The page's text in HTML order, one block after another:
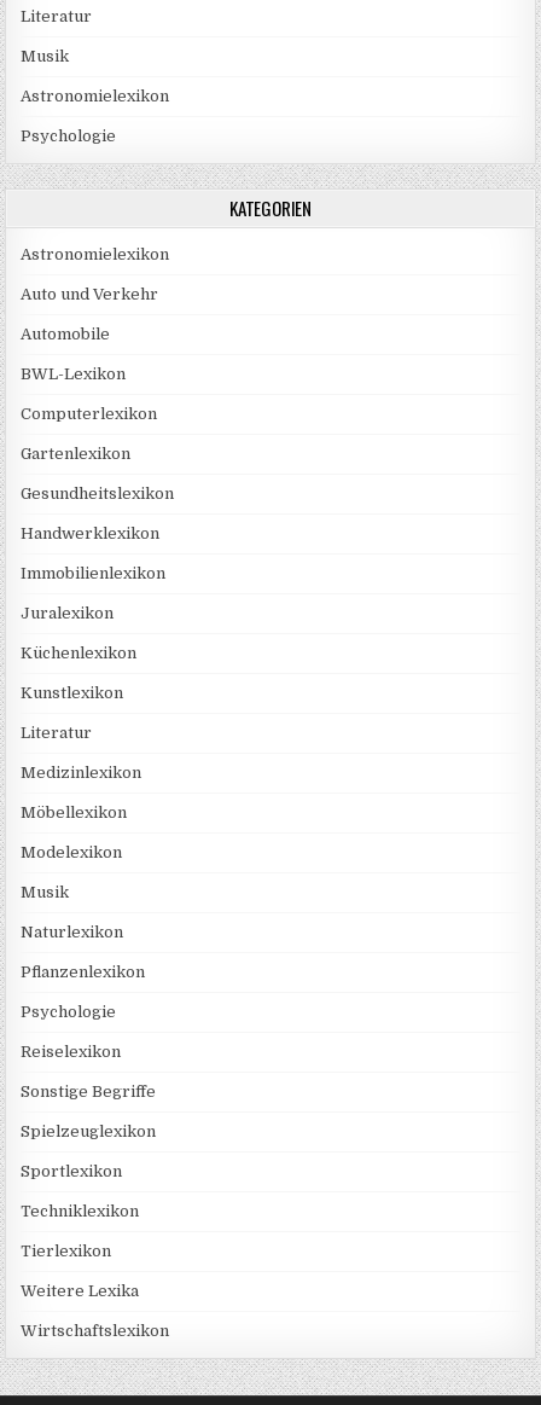
Literatur
Musik
Astronomielexikon
Psychologie
KATEGORIEN
Astronomielexikon
Auto und Verkehr
Automobile
BWL-Lexikon
Computerlexikon
Gartenlexikon
Gesundheitslexikon
Handwerklexikon
Immobilienlexikon
Juralexikon
Küchenlexikon
Kunstlexikon
Literatur
Medizinlexikon
Möbellexikon
Modelexikon
Musik
Naturlexikon
Pflanzenlexikon
Psychologie
Reiselexikon
Sonstige Begriffe
Spielzeuglexikon
Sportlexikon
Techniklexikon
Tierlexikon
Weitere Lexika
Wirtschaftslexikon